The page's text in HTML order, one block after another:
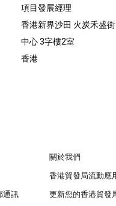
項目發展經理
香港新界沙田 火炭禾盛
中心 3字樓2室
香港
關於我們
香港貿發局流動應
通訊 更新您的香港貿發